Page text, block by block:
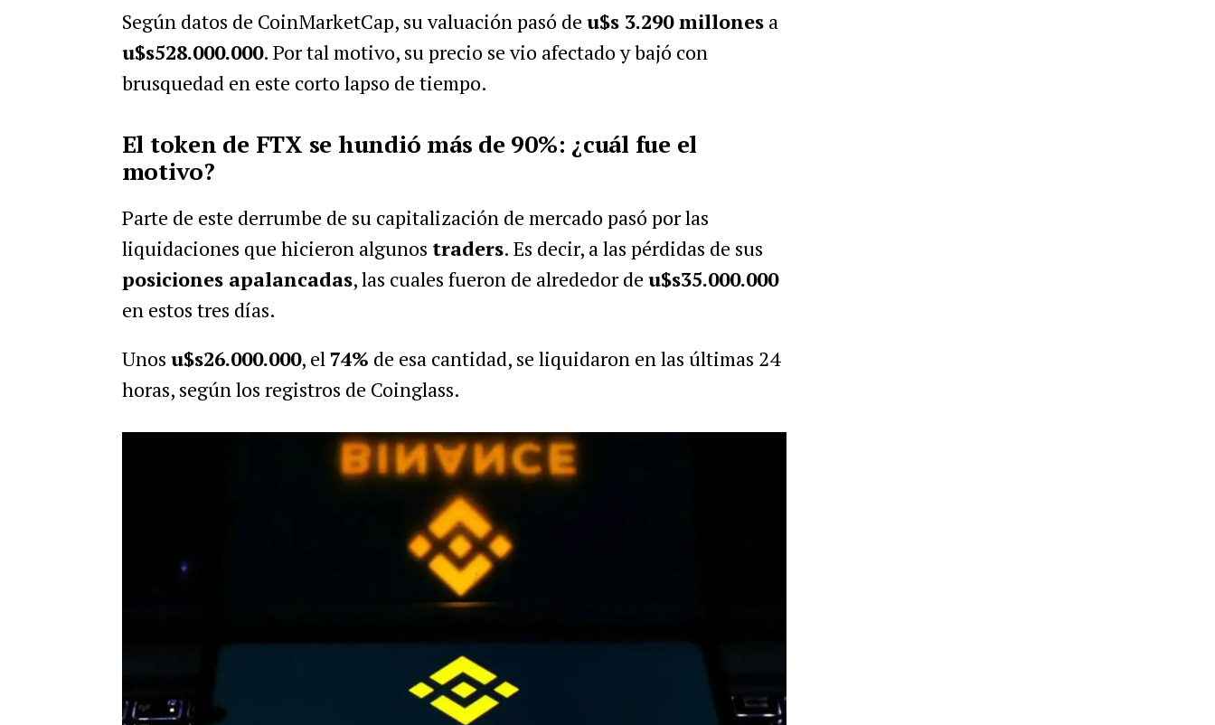
Según datos de CoinMarketCap, su valuación pasó de u$s 3.290 millonesa
u$s528.000.000. Por tal motivo, su precio se vio afectado y bajó con
brusquedad en este corto lapso de tiempo.
El token de FTX se hundió más de 90%: ¿cuál fue el
motivo?
Parte de este derrumbe de su capitalización de mercado pasó por las
liquidaciones que hicieron algunos traders. Es decir, a las pérdidas de sus
posiciones apalancadas, las cuales fueron de alrededor de u$s35.000.000
en estos tres días.
Unos u$s26.000.000, el74% de esa cantidad, se liquidaron en las últimas 24
horas, según los registros de Coinglass.